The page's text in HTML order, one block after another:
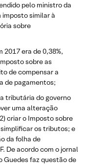
pelo ministro da
imposto similar à
sobre
era de 0,38%,
sobre as
de compensar a
de pagamentos;
tributária do governo
uma alteração
criar o Imposto sobre
simplificar os tributos; e
da folha de
De acordo com o jornal
Guedes faz questão de